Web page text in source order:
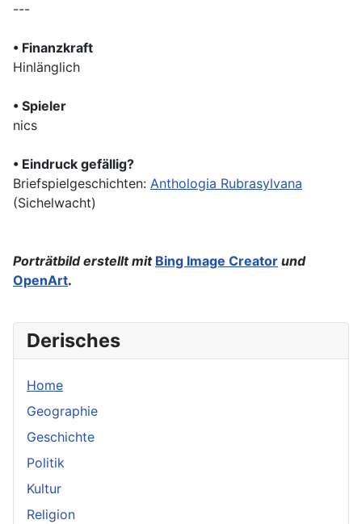
Derisches
Home
Geographie
Geschichte
Politik
Kultur
Religion
---
• Finanzkraft
Hinlänglich
• Spieler
nics
• Eindruck gefällig?
Briefspielgeschichten: Anthologia Rubrasylvana
(Sichelwacht)
Porträtbild erstellt mit Bing Image Creator und
OpenArt.